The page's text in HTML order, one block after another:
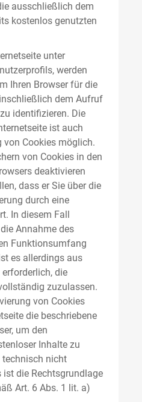
ausschließlich dem
kostenlos genutzten
unter
werden
Ihren Browser für die
dem Aufruf
identifizieren. Die
ist auch
von Cookies möglich.
von Cookies in den
deaktivieren
dass er Sie über die
durch eine
In diesem Fall
Annahme des
Funktionsumfang
es allerdings aus
die
zuzulassen.
von Cookies
die beschriebene
um den
Inhalte zu
technisch nicht
ist die Rechtsgrundlage
Art. 6 Abs. 1 lit. a)